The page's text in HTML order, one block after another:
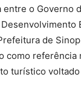
o Governo
de
como referência
turístico voltado